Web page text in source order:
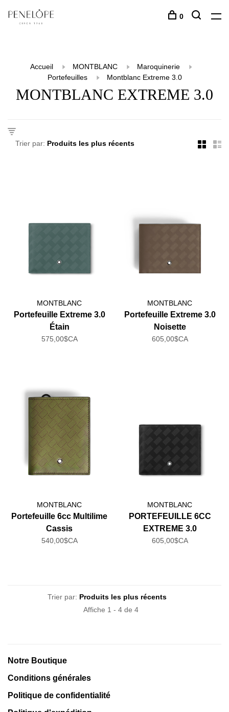
0
Accueil MONTBLANC
Maroquinerie
Portefeuilles
Montblanc Extreme 3.0
MONTBLANC EXTREME 3.0
Trier par:
MONTBLANC
Portefeuille Extreme 3.0
Étain
575,00$CA
MONTBLANC
Portefeuille Extreme 3.0
Noisette
605,00$CA
MONTBLANC
Portefeuille 6cc Multilime
Cassis
540,00$CA
MONTBLANC
PORTEFEUILLE 6CC
EXTREME 3.0
605,00$CA
Trier par:
Affiche 1 - 4 de 4
Notre Boutique
Conditions générales
Politique de confidentialité